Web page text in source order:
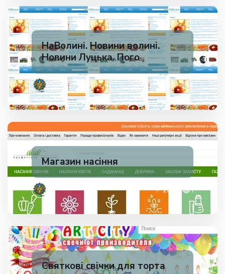
НаВолині. Новини волині.
Новини Луцька. Пого
✅ 200 3
Магазин насіння
✅ 200 1
Святкові свічки для торта